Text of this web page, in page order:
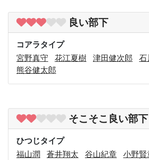
良い部下
コアラタイプ
宮野真守
花江夏樹 津田健次郎 石
熊谷健太郎
そこそこ良い部下
ひつじタイプ
福山潤
蒼井翔太 谷山紀章 小野賢